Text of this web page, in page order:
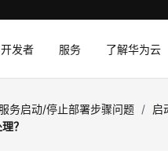
开发者 服务 了解华为云
服务启动/停止部署步骤问题 / 启
？